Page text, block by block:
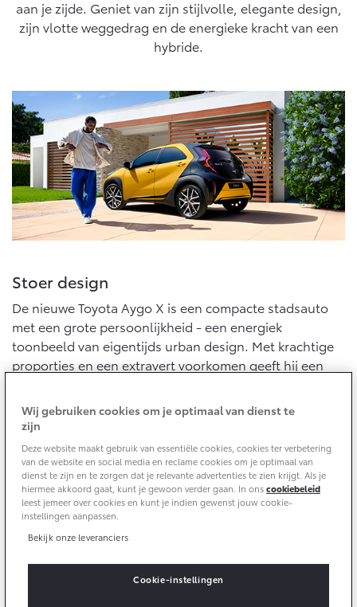
Corolla Cross
Vanaf € 39.995,-
Toyota C-HR
OOK ALS PLUG-IN
Vanaf € 36.495,-
Toyota C-HR+
BATTERIJ-ELEKTRISCH
Vanaf € 37.995,-
RAV4
PLUG-IN HYBRIDE
Vanaf € 49.995,-
bZ4X
BATTERIJ-ELEKTRISCH
bZ4X Touring
BATTERIJ-ELEKTRISCH
Proace City (excl. BTW)
10 jaar batterijgarantie
Toyota fabrieksgarantie
Onderdelen
Accessoires
Banden
Webshop
Connected Services
MyToyota login
MyToyota App
Abonnementen
Connected check
Navigatie updates
Laadpas
Energie en slim laden
Verzekeren
Toyota Autoverzekering
Toyota Hybride Autoverzekering
Bedrijfswagens
Financieren of leasen
Verzekeren
cyclus, conform algemeen geldende wetgeving.
aan je zijde. Geniet van zijn stijlvolle, elegante design,
zijn vlotte weggedrag en de energieke kracht van een
hybride.
Stoer design
De nieuwe Toyota Aygo X is een compacte stadsauto
met een grote persoonlijkheid - een energiek
toonbeeld van eigentijds urban design. Met krachtige
proporties en een extravert voorkomen geeft hij een
het DNA van een crossover in zich draagt.
Wij gebruiken cookies om je optimaal van dienst te
zijn
Deze website maakt gebruik van essentiële cookies, cookies ter verbetering
van de website en social media en reclame cookies om je optimaal van
dienst te zijn en te zorgen dat je relevante advertenties te zien krijgt. Als je
hiermee akkoord gaat, kunt je gewoon verder gaan. In onscookiebeleid
leest jemeer over cookies en kunt je indien gewenst jouw cookie-
instellingen aanpassen.
Bekijk onze leveranciers
Cookie-instellingen